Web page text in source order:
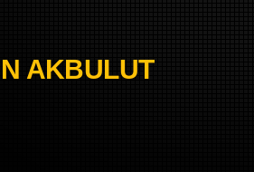
AKBULUT